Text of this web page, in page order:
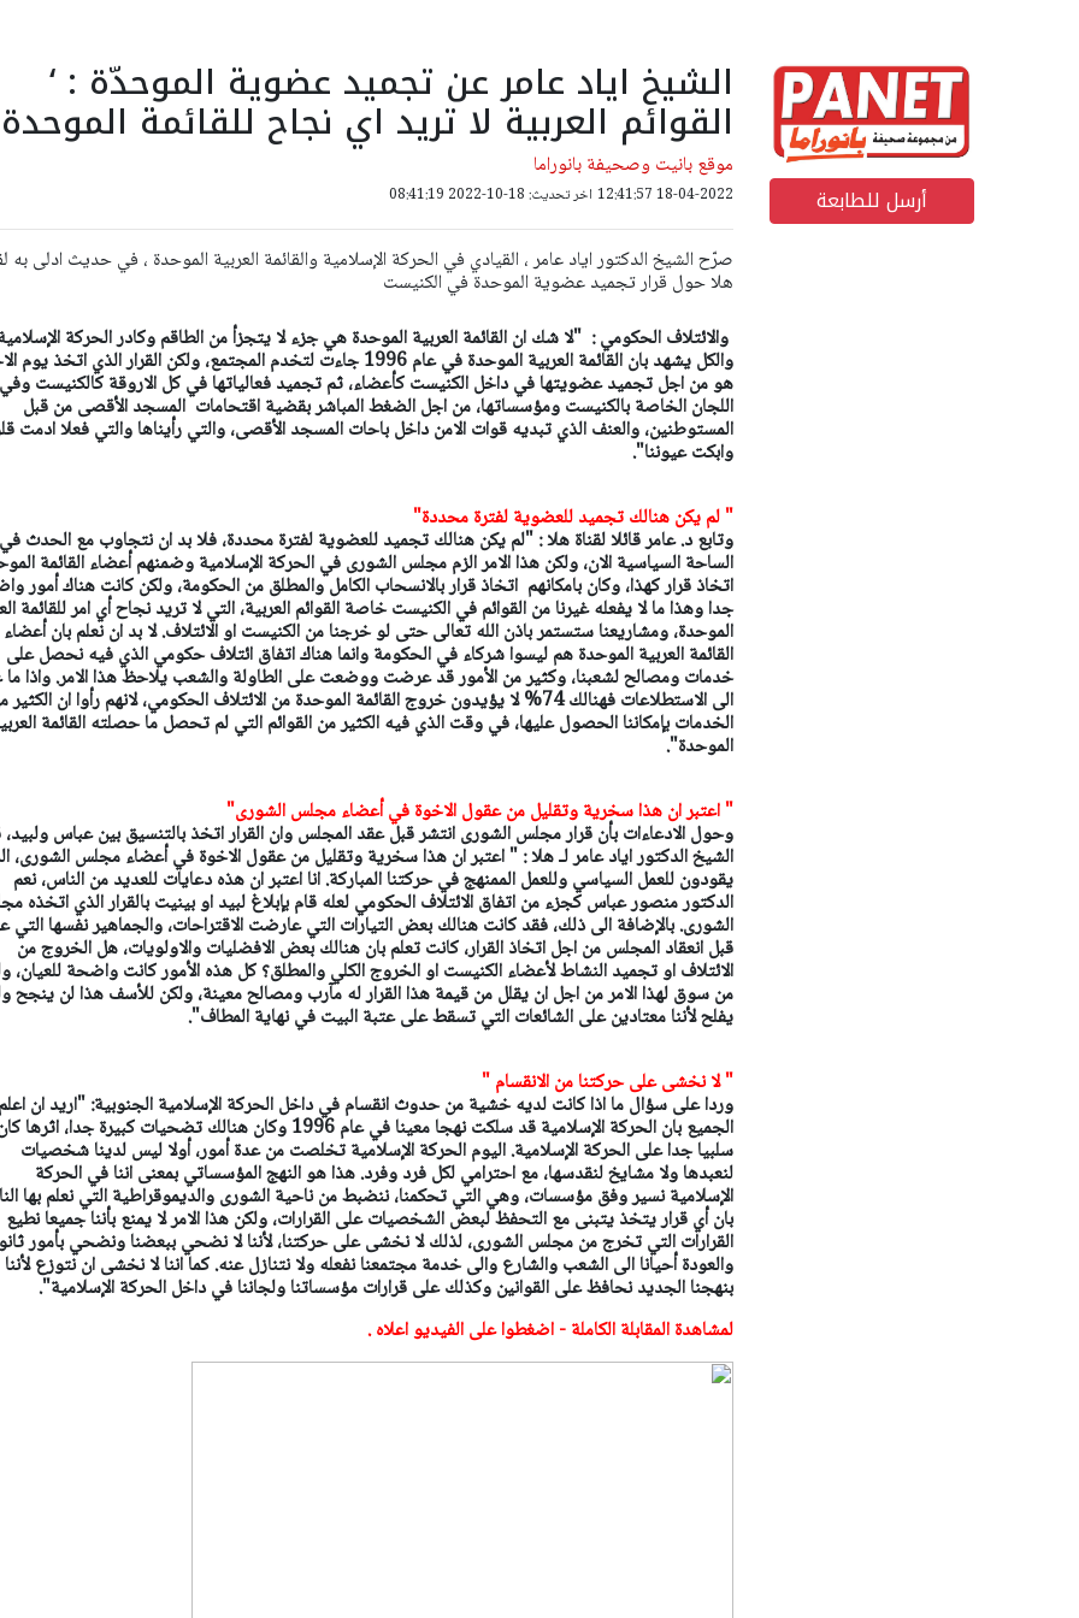
أرسل للطابعة
الشيخ اياد عامر عن تجميد عضوية الموحدّة : ‘
القوائم العربية لا تريد اي نجاح للقائمة
موقع بانيت وصحيفة بانوراما
18-04-2022 12:41:57 اخر تحديث: 18-10-2022 08:41:19
صرّح الشيخ الدكتور اياد عامر ، القيادي في الحركة الإسلامية والقائمة العربية الموحدة ، في حديث ادلى به
هلا حول قرار تجميد عضوية الموحدة في الكنيست
والائتلاف الحكومي : "لا شك ان القائمة العربية الموحدة هي جزء لا يتجزأ من الطاقم وكادر الحركة
والكل يشهد بان القائمة العربية الموحدة في عام 1996 جاءت لتخدم المجتمع، ولكن القرار الذي اتخذ
هو من اجل تجميد عضويتها في داخل الكنيست كأعضاء، ثم تجميد فعالياتها في كل الاروقة كالكنيست وفي
اللجان الخاصة بالكنيست ومؤسساتها، من اجل الضغط المباشر بقضية اقتحامات المسجد الأقصى من قبل
المستوطنين، والعنف الذي تبديه قوات الامن داخل باحات المسجد الأقصى، والتي رأيناها والتي فعلا ادمت
وابكت عيوننا".
" لم يكن هنالك تجميد للعضوية لفترة محددة"
وتابع د. عامر قائلا لقناة هلا : "لم يكن هنالك تجميد للعضوية لفترة محددة، فلا بد ان نتجاوب مع الحدث في
الساحة السياسية الان، ولكن هذا الامر الزم مجلس الشورى في الحركة الإسلامية وضمنهم أعضاء القائمة
اتخاذ قرار كهذا، وكان بامكانهم اتخاذ قرار بالانسحاب الكامل والمطلق من الحكومة، ولكن كانت هناك أمور
جدا وهذا ما لا يفعله غيرنا من القوائم في الكنيست خاصة القوائم العربية، التي لا تريد نجاح أي امر للقائمة
الموحدة، ومشاريعنا ستستمر باذن الله تعالى حتى لو خرجنا من الكنيست او الائتلاف. لا بد ان نعلم بان أعضاء
القائمة العربية الموحدة هم ليسوا شركاء في الحكومة وانما هناك اتفاق ائتلاف حكومي الذي فيه نحصل على
خدمات ومصالح لشعبنا، وكثير من الأمور قد عرضت ووضعت على الطاولة والشعب يلاحظ هذا الامر. واذا ما
الى الاستطلاعات فهنالك 74% لا يؤيدون خروج القائمة الموحدة من الائتلاف الحكومي، لانهم رأوا ان
الخدمات بإمكاننا الحصول عليها، في وقت الذي فيه الكثير من القوائم التي لم تحصل ما حصلته القائمة
الموحدة".
" اعتبر ان هذا سخرية وتقليل من عقول الاخوة في أعضاء مجلس الشورى"
وحول الادعاءات بأن قرار مجلس الشورى انتشر قبل عقد المجلس وان القرار اتخذ بالتنسيق بين عباس
الشيخ الدكتور اياد عامر لـ هلا : " اعتبر ان هذا سخرية وتقليل من عقول الاخوة في أعضاء مجلس الشورى،
يقودون للعمل السياسي وللعمل الممنهج في حركتنا المباركة. انا اعتبر ان هذه دعايات للعديد من الناس، نعم
الدكتور منصور عباس كجزء من اتفاق الائتلاف الحكومي لعله قام بإبلاغ لبيد او بينيت بالقرار الذي اتخذه
الشورى. بالإضافة الى ذلك، فقد كانت هنالك بعض التيارات التي عارضت الاقتراحات، والجماهير نفسها التي
قبل انعقاد المجلس من اجل اتخاذ القرار، كانت تعلم بان هنالك بعض الافضليات والاولويات، هل الخروج من
الائتلاف او تجميد النشاط لأعضاء الكنيست او الخروج الكلي والمطلق؟ كل هذه الأمور كانت واضحة للعيان،
من سوق لهذا الامر من اجل ان يقلل من قيمة هذا القرار له مآرب ومصالح معينة، ولكن للأسف هذا لن ينجح
يفلح لأننا معتادين على الشائعات التي تسقط على عتبة البيت في نهاية المطاف".
" لا نخشى على حركتنا من الانقسام "
وردا على سؤال ما اذا كانت لديه خشية من حدوث انقسام في داخل الحركة الإسلامية الجنوبية: "اريد ان اعلم
الجميع بان الحركة الإسلامية قد سلكت نهجا معينا في عام 1996 وكان هنالك تضحيات كبيرة جدا، اثرها
سلبيا جدا على الحركة الإسلامية. اليوم الحركة الإسلامية تخلصت من عدة أمور، أولا ليس لدينا شخصيات
لنعبدها ولا مشايخ لنقدسها، مع احترامي لكل فرد وفرد. هذا هو النهج المؤسساتي بمعنى اننا في الحركة
الإسلامية نسير وفق مؤسسات، وهي التي تحكمنا، ننضبط من ناحية الشورى والديموقراطية التي نعلم بها
بان أي قرار يتخذ يتبنى مع التحفظ لبعض الشخصيات على القرارات، ولكن هذا الامر لا يمنع بأننا جميعا نطيع
القرارات التي تخرج من مجلس الشورى، لذلك لا نخشى على حركتنا، لأننا لا نضحي ببعضنا ونضحي بأمور
والعودة أحيانا الى الشعب والشارع والى خدمة مجتمعنا نفعله ولا نتنازل عنه. كما اننا لا نخشى ان نتوزع لأننا
بنهجنا الجديد نحافظ على القوانين وكذلك على قرارات مؤسساتنا ولجاننا في داخل الحركة الإسلامية".
لمشاهدة المقابلة الكاملة - اضغطوا على الفيديو اعلاه .